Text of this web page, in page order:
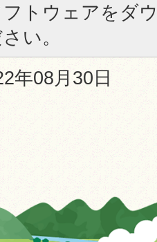
トウェアをダ
い。
年08月30日